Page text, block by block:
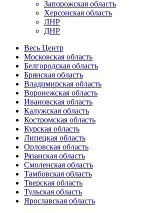
Запорожская область
Херсонская область
ЛНР
ДНР
Весь Центр
Московская область
Белгородская область
Брянская область
Владимирская область
Воронежская область
Ивановская область
Калужская область
Костромская область
Курская область
Липецкая область
Орловская область
Рязанская область
Смоленская область
Тамбовская область
Тверская область
Тульская область
Ярославская область